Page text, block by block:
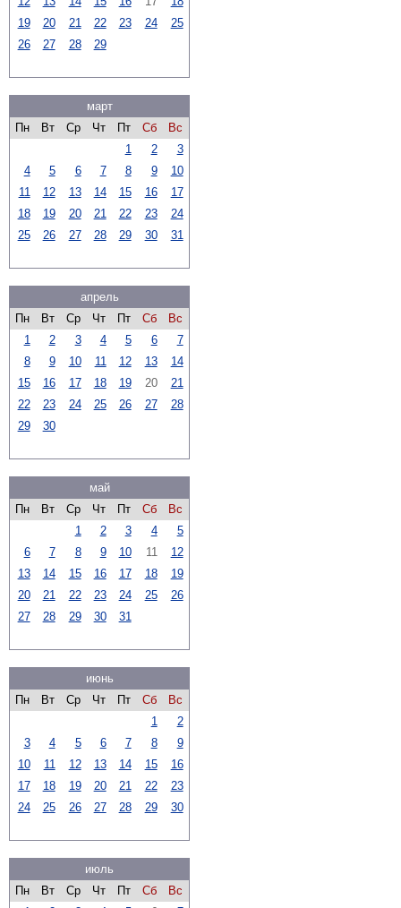
19
20 21 22 23 24
25
26
27 28 29
март
Пн
Вт Ср Чт Пт Сб
Вс
1
2
3
4
5 6 7 8 9
10
11
12 13 14 15 16
17
18
19 20 21 22 23
24
25
26 27 28 29 30 31
апрель
Пн
Вт Ср Чт Пт Сб
Вс
1
2 3 4 5 6
7
8
9 10 11 12 13
14
15
16 17 18 19 20
21
22
23 24 25 26 27
28
29
30
май
Пн
Вт Ср Чт Пт Сб
Вс
1
2 3 4
5
6
7 8 9 10 11
12
13
14 15 16 17 18
19
20
21 22 23 24 25
26
27
28 29 30 31
июнь
Пн
Вт Ср Чт Пт Сб
Вс
1
2
3
4 5 6 7 8
9
10
11 12 13 14 15
16
17
18 19 20 21 22
23
24
25 26 27 28 29 30
июль
Пн
Вт Ср Чт Пт Сб
Вс